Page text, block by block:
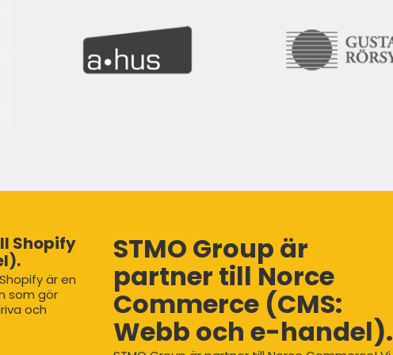
Shopify
är en
som gör
och
STMO Group är
partner till Norce
Commerce (CMS:
Webb och e-handel).